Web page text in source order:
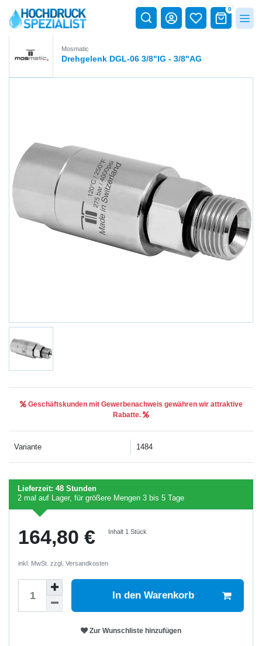
0
Mosmatic
Drehgelenk DGL-06 3/8"IG - 3/8"AG
Geschäftskunden mit Gewerbenachweis gewähren wir attraktive
Rabatte.
Variante 1484
Lieferzeit: 48 Stunden
2 mal auf Lager, für größere Mengen 3 bis 5 Tage
164,80 € Inhalt 1Stück
inkl. MwSt. zzgl. Versandkosten
In den Warenkorb
Zur Wunschliste hinzufügen